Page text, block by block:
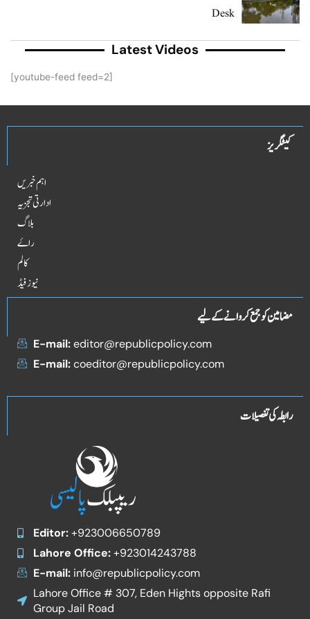
Desk
Latest Videos
[youtube-feed feed=2]
کیٹگریز
اہم خبریں
ادارتی تجزیہ
بلاگ
راۓ
کالم
نیوز فیڈ
مضامین کو جمع کروانے کے لیے
E-mail:editor@republicpolicy.com
E-mail:coeditor@republicpolicy.com
رابطہ کی تفصیلات
Editor:+923006650789
Lahore Office:+923014243788
E-mail:info@republicpolicy.com
Lahore Office # 307, Eden Hights opposite Rafi
Group Jail Road